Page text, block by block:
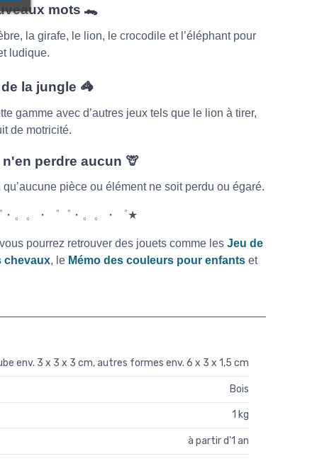
mots 🐊
la girafe, le lion, le crocodile et l’éléphant pour
ludique.
la jungle 🦓
gamme avec d’autres jeux tels que le lion à tirer,
de motricité.
perdre aucun 🦒
pièce ou élément ne soit perdu ou égaré.
。。・゜゜・。。・゜★
pourrez retrouver des jouets comme les Jeu de
chevaux, le Mémo des couleurs pour enfants et
env. 3 x 3 x 3 cm, autres formes env. 6 x 3 x 1,5 cm
Bois
1 kg
à partir d'1 an